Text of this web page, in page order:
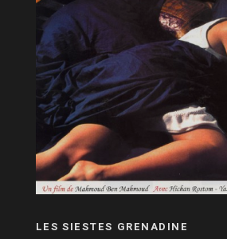
LES SIESTES GRENADINE